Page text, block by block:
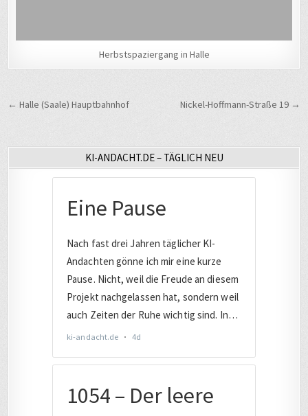
Herbstspaziergang in Halle
Beitragsnavigation Nickel-Hoffmann-Straße 19 →
← Halle (Saale) Hauptbahnhof
KI-ANDACHT.DE – TÄGLICH NEU